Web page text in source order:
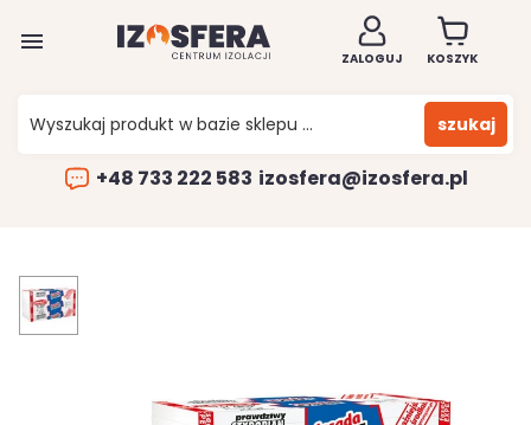

ZALOGUJ KOSZYK
szukaj
+48 733 222 583 izosfera@izosfera.pl